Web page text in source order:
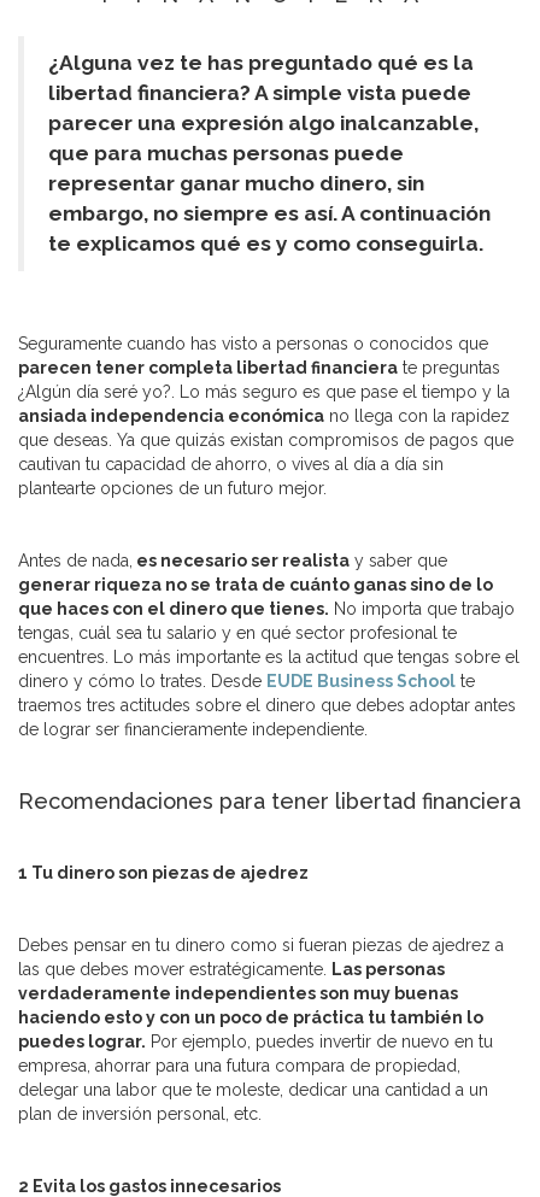
¿Alguna vez te has preguntado qué es la
libertad financiera? A simple vista puede
parecer una expresión algo inalcanzable,
que para muchas personas puede
representar ganar mucho dinero, sin
embargo, no siempre es así. A continuación
te explicamos qué es y como conseguirla.
Seguramente cuando has visto a personas o conocidos que
parecen tener completa libertad financiera te preguntas
¿Algún día seré yo?. Lo más seguro es que pase el tiempo y la
ansiada independencia económica no llega con la rapidez
que deseas. Ya que quizás existan compromisos de pagos que
cautivan tu capacidad de ahorro, o vives al día a día sin
plantearte opciones de un futuro mejor.
Antes de nada, es necesario ser realista y saber que
generar riqueza no se trata de cuánto ganas sino de lo
que haces con el dinero que tienes. No importa que trabajo
tengas, cuál sea tu salario y en qué sector profesional te
encuentres. Lo más importante es la actitud que tengas sobre el
dinero y cómo lo trates. Desde EUDE Business School te
traemos tres actitudes sobre el dinero que debes adoptar antes
de lograr ser financieramente independiente.
Recomendaciones para tener libertad financiera
1 Tu dinero son piezas de ajedrez
Debes pensar en tu dinero como si fueran piezas de ajedrez a
las que debes mover estratégicamente.
Las personas
verdaderamente independientes son muy buenas
haciendo esto y con un poco de práctica tu también lo
puedes lograr. Por ejemplo, puedes invertir de nuevo en tu
empresa, ahorrar para una futura compara de propiedad,
delegar una labor que te moleste, dedicar una cantidad a un
plan de inversión personal, etc.
2 Evita los gastos innecesarios